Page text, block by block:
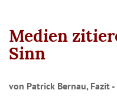
Medien
Sinn
von Patrick Bernau, Fazit